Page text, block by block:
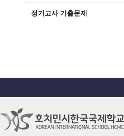
정기고사 기출문제